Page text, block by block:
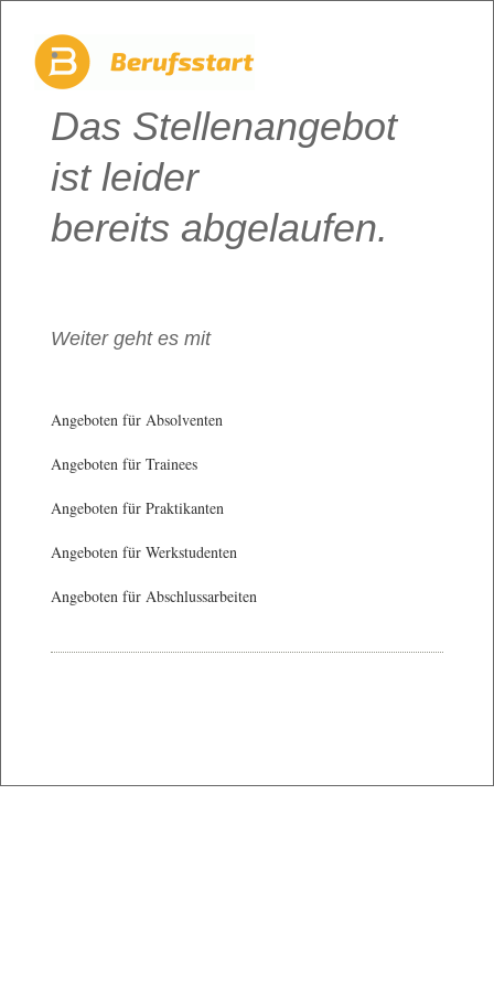
Das Stellenangebot
ist leider
bereits abgelaufen.
Weiter geht es mit
Angeboten für Absolventen
Angeboten für Trainees
Angeboten für Praktikanten
Angeboten für Werkstudenten
Angeboten für Abschlussarbeiten